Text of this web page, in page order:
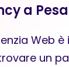
a
Web
un